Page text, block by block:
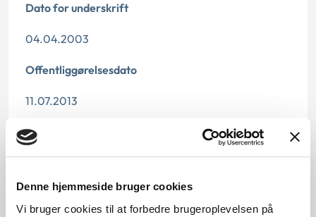
Denne hjemmeside bruger cookies
Vi bruger cookies til at forbedre brugeroplevelsen på
Dato for underskrift
04.04.2003
Offentliggørelsesdato
11.07.2013
Paragraf
Journalnummer